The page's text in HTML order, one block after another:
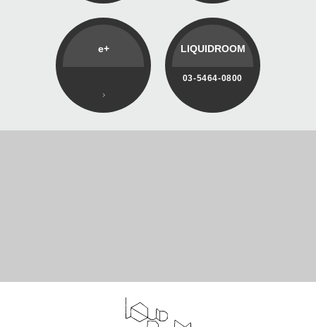
e+ LIQUIDROOM
03-5464-0800